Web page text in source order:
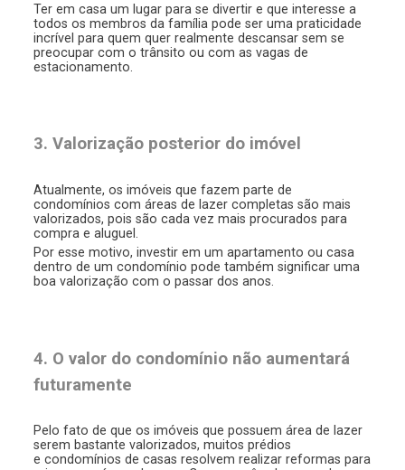
Ter em casa um lugar para se divertir e que interesse a
todos os membros da família pode ser uma praticidade
incrível para quem quer realmente descansar sem se
preocupar com o trânsito ou com as vagas de
estacionamento.
3. Valorização posterior do imóvel
Atualmente, os imóveis que fazem parte de
condomínios com áreas de lazer completas são mais
valorizados, pois são cada vez mais procurados para
compra e aluguel.
Por esse motivo, investir em um apartamento ou casa
dentro de um condomínio pode também significar uma
boa valorização com o passar dos anos.
4. O valor do condomínio não aumentará
futuramente
Pelo fato de que os imóveis que possuem área de lazer
serem bastante valorizados, muitos prédios
e condomínios de casas resolvem realizar reformas para